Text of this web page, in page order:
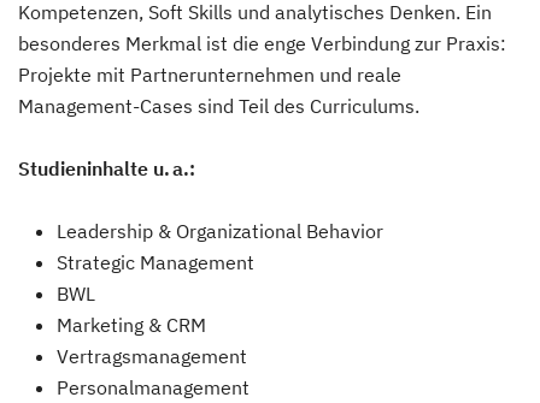
Kompetenzen, Soft Skills und analytisches Denken. Ein
besonderes Merkmal ist die enge Verbindung zur Praxis:
Projekte mit Partnerunternehmen und reale
Management-Cases sind Teil des Curriculums.
Studieninhalte u. a.:
Leadership & Organizational Behavior
Strategic Management
BWL
Marketing & CRM
Vertragsmanagement
Personalmanagement